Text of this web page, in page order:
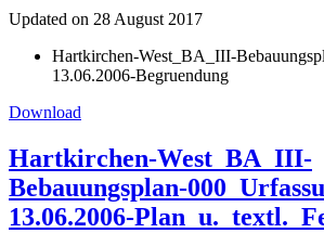
Updated on 28 August 2017
Hartkirchen-West_BA_III-
13.06.2006-Begruendung
Download
Hartkirchen-West_BA_III-
Bebauungsplan-
13.06.2006-